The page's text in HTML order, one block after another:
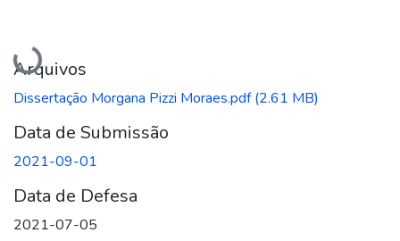
Carregando...
Arquivos
Dissertação Morgana Pizzi Moraes.pdf(2.61 MB)
Data de Submissão
2021-09-01
Data de Defesa
2021-07-05